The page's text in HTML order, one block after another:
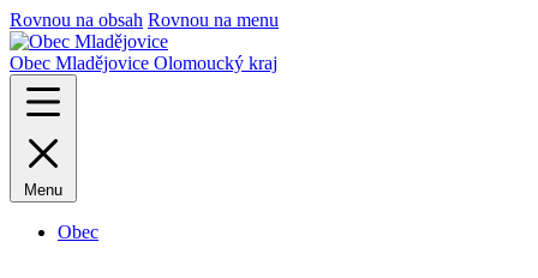
Rovnou na obsah Rovnou na menu
Obec Mladějovice Olomoucký kraj
Menu
Obec